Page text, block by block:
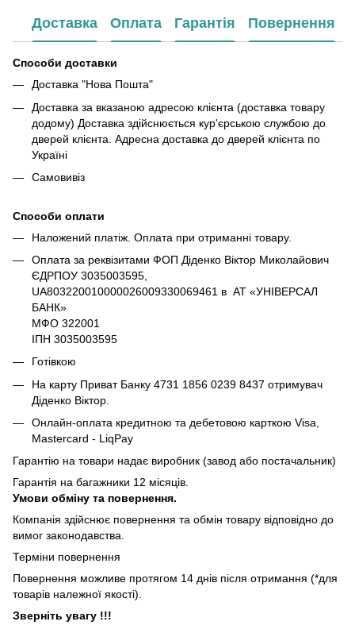
Доставка Оплата Гарантія Повернення
Способи доставки
Доставка "Нова Пошта"
Доставка за вказаною адресою клієнта (доставка товару
додому) Доставка здійснюється кур'єрською службою до
дверей клієнта. Адресна доставка до дверей клієнта по
Україні
Самовивіз
Способи оплати
Наложений платіж. Оплата при отриманні товару.
Оплата за реквізитами ФОП Діденко Віктор Миколайович
ЄДРПОУ 3035003595,
UA803220010000026009330069461 в АТ «УНІВЕРСАЛ
БАНК»
МФО 322001
ІПН 3035003595
Готівкою
На карту Приват Банку 4731 1856 0239 8437 отримувач
Діденко Віктор.
Онлайн-оплата кредитною та дебетовою карткою Visa,
Mastercard - LiqPay
Гарантію на товари надає виробник (завод або постачальник)
Гарантія на багажники 12 місяців.
Умови обміну та повернення.
Компанія здійснює повернення та обмін товару відповідно до
вимог законодавства.
Терміни повернення
Повернення можливе протягом 14 днів після отримання (*для
товарів належної якості).
Зверніть увагу !!!